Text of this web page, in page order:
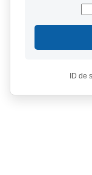
ID de